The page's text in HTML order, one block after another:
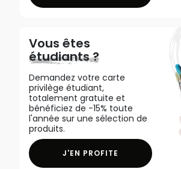
Vous êtes
étudiants ?
Demandez votre carte
privilège étudiant,
totalement gratuite et
bénéficiez de -15% toute
l'année sur une sélection de
produits.
J'EN PROFITE